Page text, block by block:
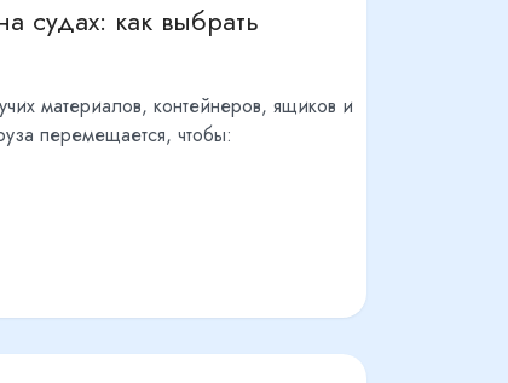
судах: как выбрать
материалов, контейнеров, ящиков и
перемещается, чтобы: